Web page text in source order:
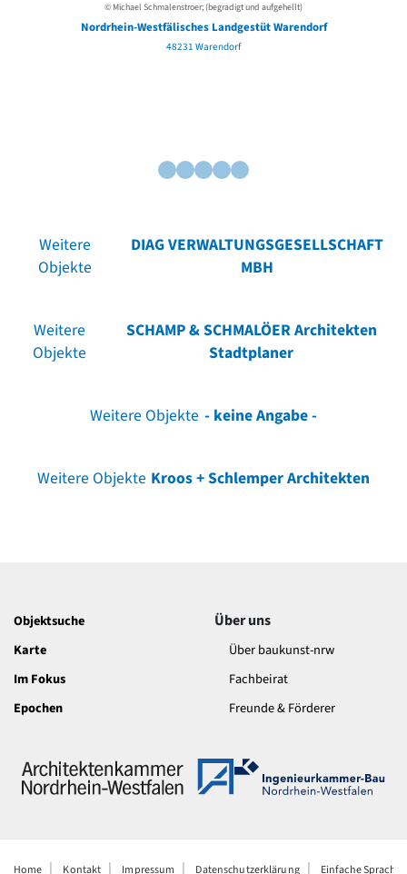
© Michael Schmalenstroer; (begradigt und aufgehellt)
Nordrhein-Westfälisches Landgestüt Warendorf
48231 Warendorf
Weitere
Objekte
DIAG VERWALTUNGSGESELLSCHAFT
MBH
Weitere
Objekte
SCHAMP & SCHMALÖER Architekten
Stadtplaner
Weitere Objekte - keine Angabe -
Weitere Objekte Kroos + Schlemper Architekten
Objektsuche
Karte
Im Fokus
Epochen
Über uns
Über baukunst-nrw
Fachbeirat
Freunde & Förderer
Home Kontakt Impressum Datenschutzerklärung Einfache Sprache